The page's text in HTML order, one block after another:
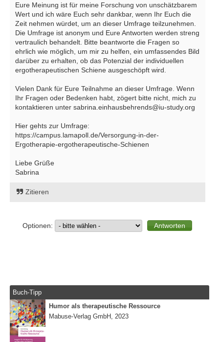
Eure Meinung ist für meine Forschung von unschätzbarem
Wert und ich wäre Euch sehr dankbar, wenn Ihr Euch die
Zeit nehmen würdet, um an dieser Umfrage teilzunehmen.
Die Umfrage ist anonym und Eure Antworten werden streng
vertraulich behandelt. Bitte beantworte die Fragen so
ehrlich wie möglich, um mir zu helfen, ein umfassendes Bild
darüber zu erhalten, ob das Potenzial der individuellen
ergotherapeutischen Schiene ausgeschöpft wird.
Vielen Dank für Eure Teilnahme an dieser Umfrage. Wenn
Ihr Fragen oder Bedenken habt, zögert bitte nicht, mich zu
kontaktieren unter sabrina.einhausbehrends@iu-study.org
Hier gehts zur Umfrage:
https://campus.lamapoll.de/Versorgung-in-der-
Ergotherapie-ergotherapeutische-Schienen
Liebe Grüße
Sabrina
Zitieren
Optionen:
Buch-Tipp
Humor als therapeutische Ressource
Mabuse-Verlag GmbH, 2023